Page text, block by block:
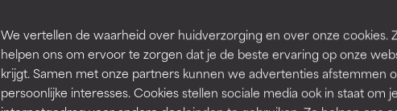
We vertellen de waarheid over huidverzorging en over onze cookies.
helpen ons om ervoor te zorgen dat je de beste ervaring op onze
krijgt. Samen met onze partners kunnen we advertenties afstemmen
persoonlijke interesses. Cookies stellen sociale media ook in staat om je